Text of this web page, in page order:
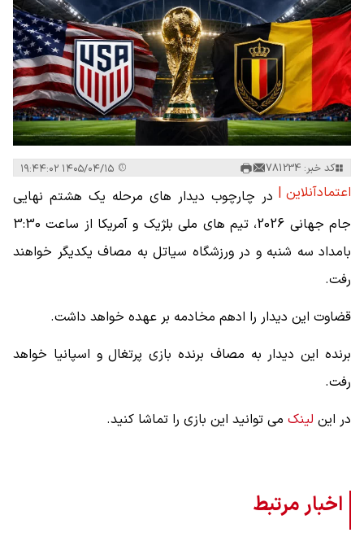
کد خبر: 781234
اعتمادآنلاین | در چارچوب دیدار های مرحله یک هشتم نهایی
جام جهانی 2026، تیم های ملی بلژیک و آمریکا از ساعت 3:30
بامداد سه شنبه و در ورزشگاه سیاتل به مصاف یکدیگر خواهند
رفت.
قضاوت این دیدار را ادهم مخادمه بر عهده خواهد داشت.
برنده این دیدار به مصاف برنده بازی پرتغال و اسپانیا خواهد
رفت.
در این لینک می توانید این بازی را تماشا کنید.
اخبار مرتبط